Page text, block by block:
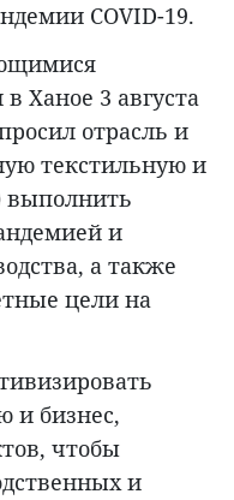
COVID-19.
Ханое 3 августа
отрасль и
текстильную и
выполнить
и
а также
цели на
и бизнес,
чтобы
и